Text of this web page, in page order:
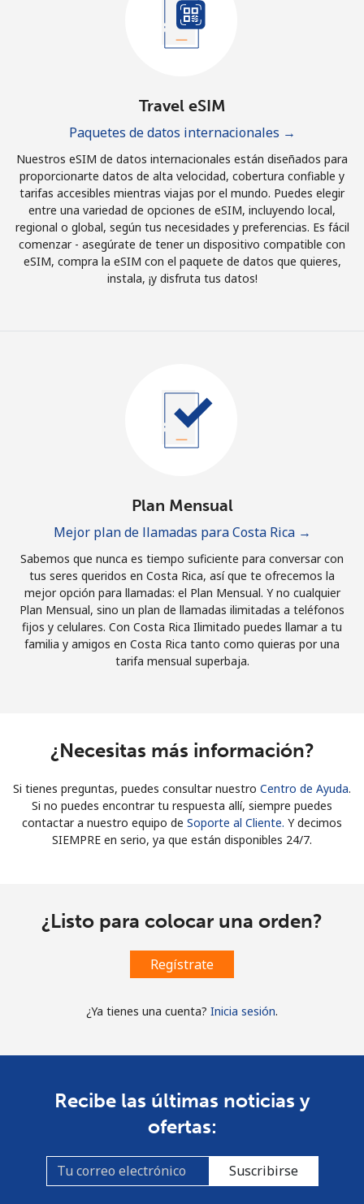
Travel eSIM
Paquetes de datos internacionales →
Nuestros eSIM de datos internacionales están diseñados para
proporcionarte datos de alta velocidad, cobertura confiable y
tarifas accesibles mientras viajas por el mundo. Puedes elegir
entre una variedad de opciones de eSIM, incluyendo local,
regional o global, según tus necesidades y preferencias. Es fácil
comenzar - asegúrate de tener un dispositivo compatible con
eSIM, compra la eSIM con el paquete de datos que quieres,
instala, ¡y disfruta tus datos!
Plan Mensual
Mejor plan de llamadas para Costa Rica →
Sabemos que nunca es tiempo suficiente para conversar con
tus seres queridos en Costa Rica, así que te ofrecemos la
mejor opción para llamadas: el Plan Mensual. Y no cualquier
Plan Mensual, sino un plan de llamadas ilimitadas a teléfonos
fijos y celulares. Con Costa Rica Ilimitado puedes llamar a tu
familia y amigos en Costa Rica tanto como quieras por una
tarifa mensual superbaja.
¿Necesitas más información?
Si tienes preguntas, puedes consultar nuestro Centro de Ayuda.
Si no puedes encontrar tu respuesta allí, siempre puedes
contactar a nuestro equipo de Soporte al Cliente. Y decimos
SIEMPRE en serio, ya que están disponibles 24/7.
¿Listo para colocar una orden?
Regístrate
¿Ya tienes una cuenta? Inicia sesión.
Recibe las últimas noticias y
ofertas:
Suscribirse